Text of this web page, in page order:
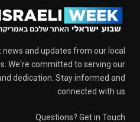
news and updates from our local
We're committed to serving our
dedication. Stay informed and
connected with us
Questions? Get in Touch